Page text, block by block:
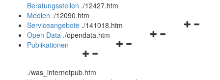
und
schließen
Beratungsstellen ./12427.htm
Medien ./12090.htm
Navigationsmenü
Serviceangebote ./141018.htm
Navigationsmenü
Open Data ./opendata.htm
Navigationsmenü
und
Publikationen
./was_internetpub.htm